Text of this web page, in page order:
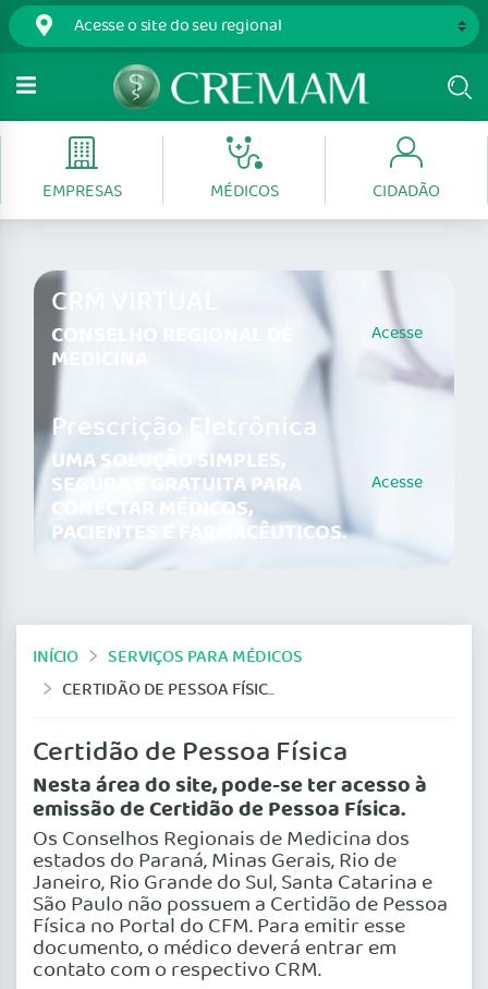
EMPRESAS MÉDICOS CIDADÃO
CRM VIRTUAL
CONSELHO REGIONAL DE
MEDICINA
Acesse
Prescrição Eletrônica
UMA SOLUÇÃO SIMPLES,
SEGURA E GRATUITA PARA
CONECTAR MÉDICOS,
PACIENTES E FARMACÊUTICOS.
Acesse
INÍCIO
SERVIÇOS PARA MÉDICOS
CERTIDÃO DE PESSOA FÍSICA
Certidão de Pessoa Física
Nesta área do site, pode-se ter acesso à
emissão de Certidão de Pessoa Física.
Os Conselhos Regionais de Medicina dos
estados do Paraná, Minas Gerais, Rio de
Janeiro, Rio Grande do Sul, Santa Catarina e
São Paulo não possuem a Certidão de Pessoa
Física no Portal do CFM. Para emitir esse
documento, o médico deverá entrar em
contato com o respectivo CRM.